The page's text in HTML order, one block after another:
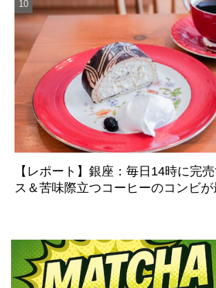
【レポート】銀座：毎日14時に完
ス＆苦味際立つコーヒーのコンビが